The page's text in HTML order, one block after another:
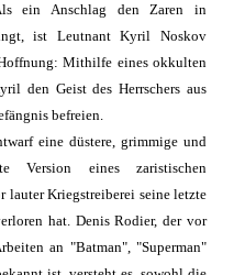
ein Anschlag den Zaren in
ist Leutnant Kyril Noskov
Mithilfe eines okkulten
den Geist des Herrschers aus
befreien.
eine düstere, grimmige und
Version eines zaristischen
lauter Kriegstreiberei seine letzte
hat. Denis Rodier, der vor
an "Batman", "Superman"